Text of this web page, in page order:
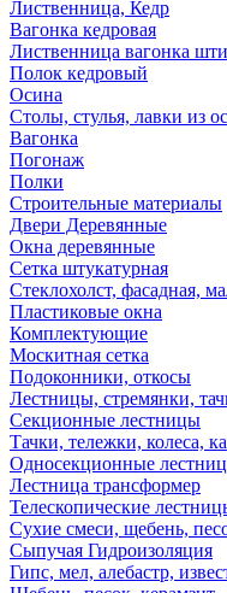
Лиственница, Кедр
Вагонка кедровая
Лиственница вагонка
Полок кедровый
Осина
Столы, стулья, лавки из
Вагонка
Погонаж
Полки
Строительные материалы
Двери Деревянные
Окна деревянные
Сетка штукатурная
Стеклохолст, фасадная,
Пластиковые окна
Комплектующие
Москитная сетка
Подоконники, откосы
Лестницы, стремянки,
Секционные лестницы
Тачки, тележки, колеса,
Односекционные
Лестница трансформер
Телескопические
Сухие смеси, щебень,
Сыпучая Гидроизоляция
Гипс, мел, алебастр,